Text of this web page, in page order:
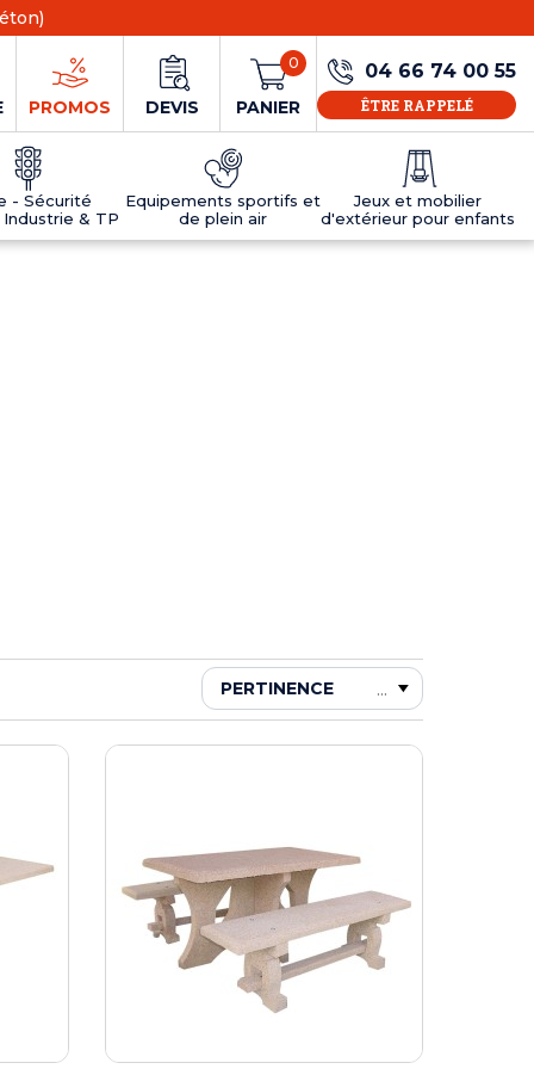
PROMOS DEVIS PANIER
0 04 66 74 00 55
ÊTRE RAPPELÉ
- Sécurité
& TP
Equipements sportifs et
de plein air
Jeux et mobilier
d'extérieur pour enfants